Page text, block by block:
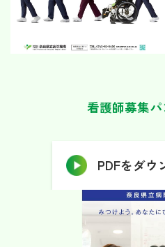
看護師募集
PDFをダウ